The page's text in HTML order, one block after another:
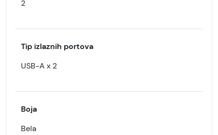
2
Tip izlaznih portova
USB-A x 2
Boja
Bela